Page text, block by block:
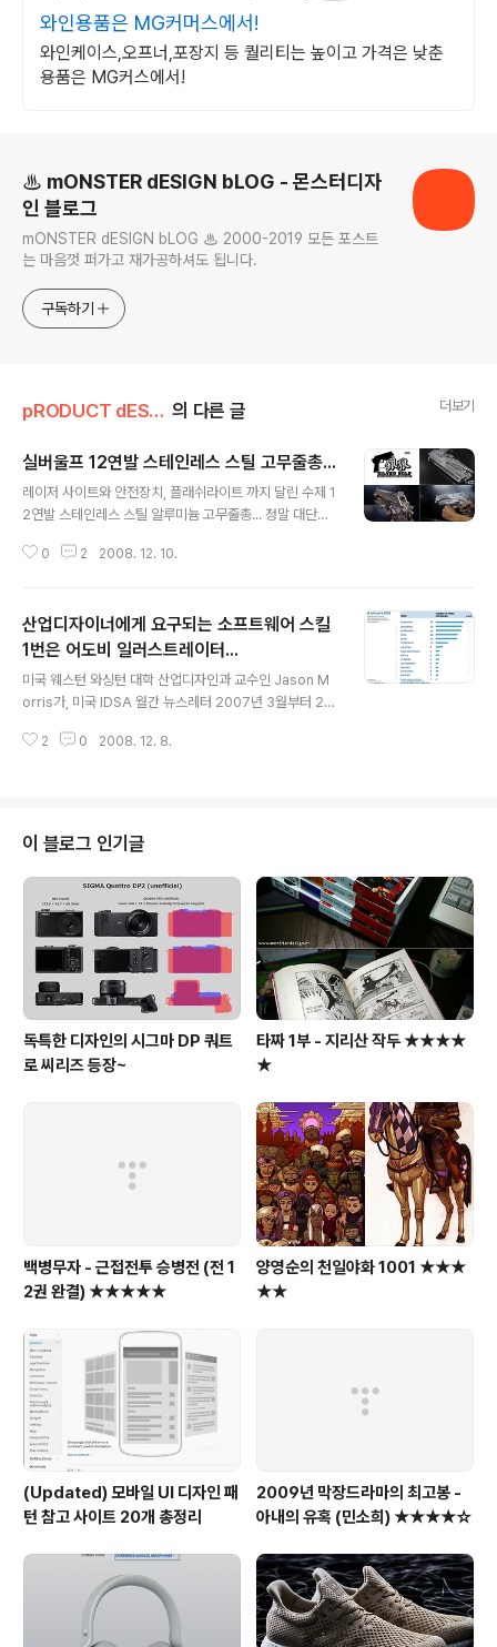
와인용품은 MG커머스에서!
와인케이스,오프너,포장지 등 퀄리티는 높이고 가격은 낮춘
용품은 MG커스에서!
♨ mONSTER dESIGN bLOG - 몬스터디자
인 블로그
mONSTER dESIGN bLOG ♨ 2000-2019 모든 포스트
는 마음껏 퍼가고 재가공하셔도 됩니다.
구독하기
pRODUCT dESIGN 의 다른 글 더보기
실버울프 12연발 스테인레스 스틸 고무줄총...
레이저 사이트와 안전장치, 플래쉬라이트 까지 달린 수제 1
2연발 스테인레스 스틸 알루미늄 고무줄총... 정말 대단하
0 2 2008. 12. 10.
산업디자이너에게 요구되는 소프트웨어 스킬
1번은 어도비 일러스트레이터...
미국 웨스턴 와싱턴 대학 산업디자인과 교수인 Jason M
orris가, 미국 IDSA 월간 뉴스레터 2007년 3월부터 20
인은 제외...)를 분석하여 업체에서 가장 많이 요구하는 S
-illustrator-new-king-of-id-software.html
2 0 2008. 12. 8.
이 블로그 인기글
독특한 디자인의 시그마 DP 쿼트
로 씨리즈 등장~
타짜 1부 - 지리산 작두 ★★★★
★
백병무자 - 근접전투 승병전 (전 1
2권 완결) ★★★★★
양영순의 천일야화 1001 ★★★
★★
(Updated) 모바일 UI 디자인 패
턴 참고 사이트 20개 총정리
2009년 막장드라마의 최고봉 -
아내의 유혹 (민소희) ★★★★☆